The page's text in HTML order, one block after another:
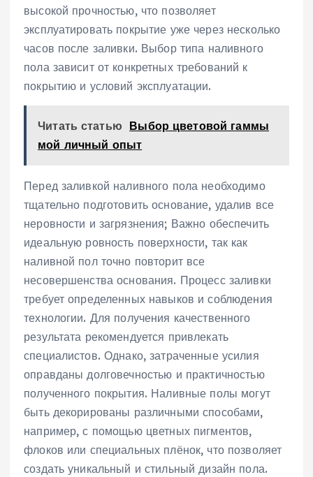
высокой прочностью, что позволяет
эксплуатировать покрытие уже через несколько
часов после заливки. Выбор типа наливного
пола зависит от конкретных требований к
покрытию и условий эксплуатации.
Читать статью Выбор цветовой гаммы
мой личный опыт
Перед заливкой наливного пола необходимо
тщательно подготовить основание, удалив все
неровности и загрязнения; Важно обеспечить
идеальную ровность поверхности, так как
наливной пол точно повторит все
несовершенства основания. Процесс заливки
требует определенных навыков и соблюдения
технологии. Для получения качественного
результата рекомендуется привлекать
специалистов. Однако, затраченные усилия
оправданы долговечностью и практичностью
полученного покрытия. Наливные полы могут
быть декорированы различными способами,
например, с помощью цветных пигментов,
флоков или специальных плёнок, что позволяет
создать уникальный и стильный дизайн пола.